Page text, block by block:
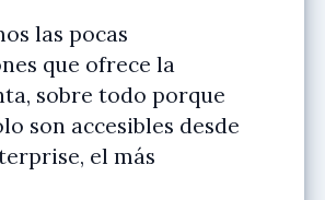
las pocas
que ofrece la
sobre todo porque
son accesibles desde
el más